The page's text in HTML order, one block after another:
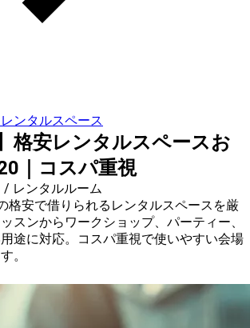
ンタルスペース
格安レンタルスペースお
｜コスパ重視
/ レンタルルーム
格安で借りられるレンタルスペースを厳
スンからワークショップ、パーティー、
途に対応。コスパ重視で使いやすい会場
。